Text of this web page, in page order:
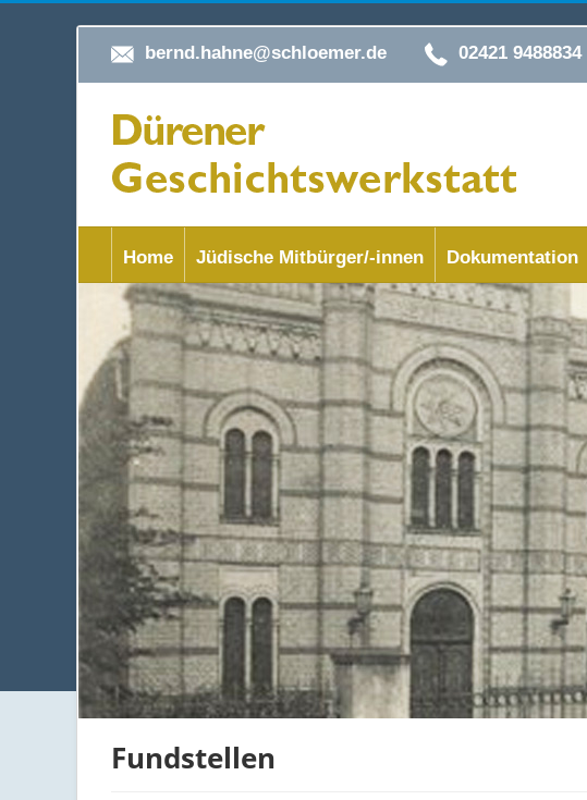
bernd.hahne@schloemer.de 02421
Home Jüdische Mitbürger/-innen Dokumentation
Fundstellen